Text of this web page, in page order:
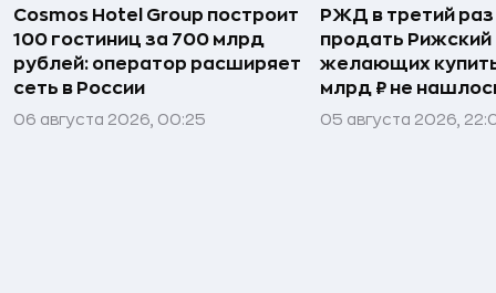
Cosmos Hotel Group построит
100 гостиниц за 700 млрд
рублей: оператор расширяет
сеть в России
06 августа 2026, 00:25
РЖД в третий
продать Рижский
желающих
млрд ₽ не
05 августа 2026,